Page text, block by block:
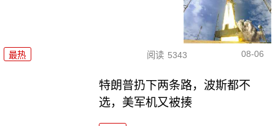
最热 阅读 5343 08-06
特朗普扔下两条路，波斯都不
选，美军机又被揍